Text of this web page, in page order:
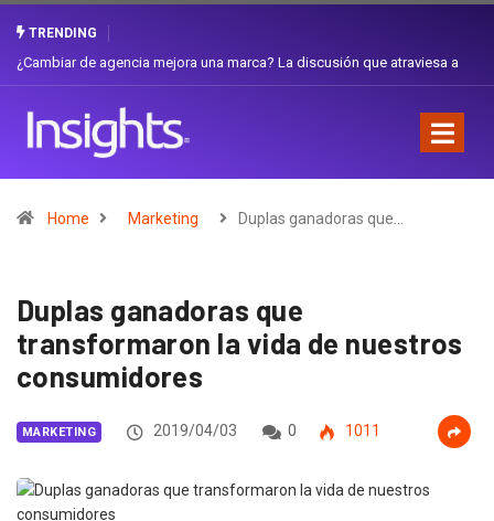
TRENDING
Gabriela Herrera y el arte de cambiarse el sombrero en Corporación
Home Marketing Duplas ganadoras que…
Duplas ganadoras que
transformaron la vida de nuestros
consumidores
MARKETING 2019/04/03 0 1011